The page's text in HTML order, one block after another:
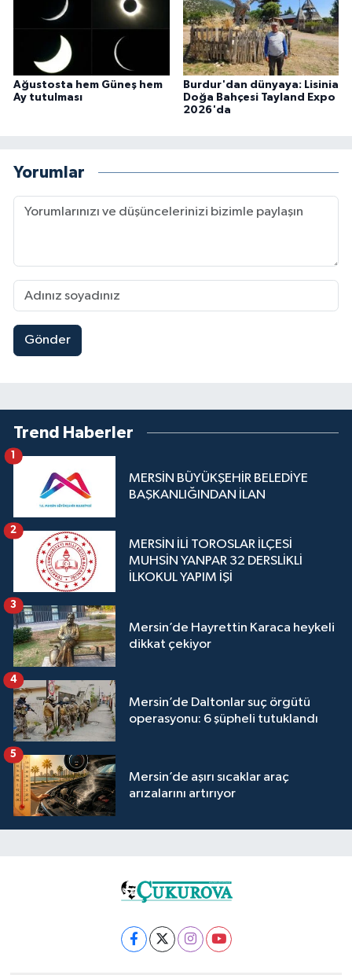
Ağustosta hem Güneş hem
Ay tutulması
Burdur'dan dünyaya: Lisinia
Doğa Bahçesi Tayland Expo
2026'da
Yorumlar
Gönder
Trend Haberler
MERSİN BÜYÜKŞEHİR BELEDİYE
BAŞKANLIĞINDAN İLAN
1
MERSİN İLİ TOROSLAR İLÇESİ
MUHSİN YANPAR 32 DERSLİKLİ
İLKOKUL YAPIM İŞİ
2
Mersin’de Hayrettin Karaca heykeli
dikkat çekiyor
3
Mersin’de Daltonlar suç örgütü
operasyonu: 6 şüpheli tutuklandı
4
Mersin’de aşırı sıcaklar araç
arızalarını artırıyor
5